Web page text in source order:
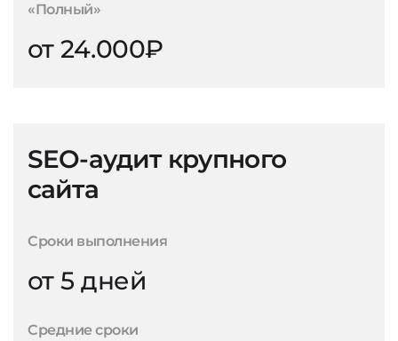
«Полный»
от 24.000₽
SEO-аудит крупного
сайта
Сроки выполнения
от 5 дней
Средние сроки